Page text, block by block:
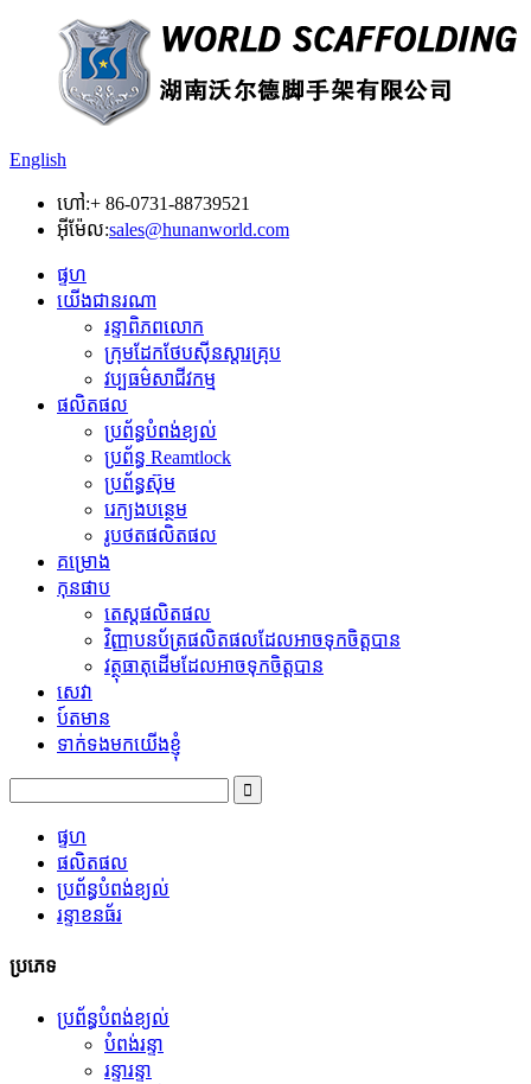
English
ហៅ:+ 86-0731-88739521
អ៊ីម៉ែល:sales@hunanworld.com
ផ្ទហ
យើងជានរណា
រន្ទាពិភពលោក
ក្រុមដែកថែបស៊ីនស្តារគ្រុប
វប្បធម៌សាជីវកម្ម
ផលិតផល
ប្រព័ន្ធបំពង់ខ្យល់
ប្រព័ន្ធ Reamtlock
ប្រព័ន្ធស៊ុម
រេក្យងបន្ថេម
រូបថតផលិតផល
គម្រោង
កុនផាប
តេស្តផលិតផល
វិញ្ញាបនប័ត្រផលិតផលដែលអាចទុកចិត្តបាន
វត្ថុធាតុដើមដែលអាចទុកចិត្តបាន
សេវា
ប៍តមាន
ទាក់ទងមកយើងខ្ញុំ
ផ្ទហ
ផលិតផល
ប្រព័ន្ធបំពង់ខ្យល់
រន្ទាខនធ័រ
ប្រភេទ
ប្រព័ន្ធបំពង់ខ្យល់
បំពង់រន្ទា
រន្ទារន្ទា